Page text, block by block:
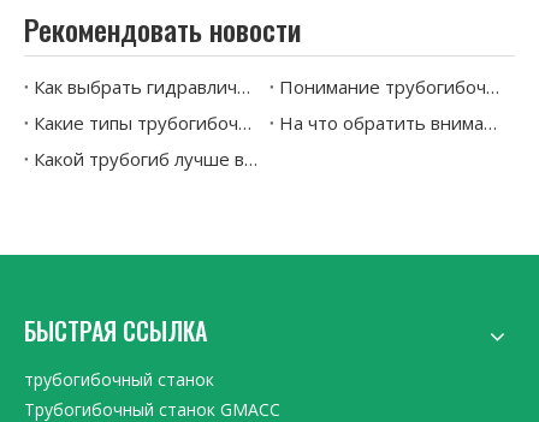
Рекомендовать новости
Как выбрать гидравлический трубогибочный станок?
Понимание трубогибочных машин: объяснение типов и применений
Какие типы трубогибочных машин доступны сегодня?
На что обратить внимание при покупке трубогибочного станка
Какой трубогиб лучше всего подходит для точных изгибов нержавеющих и медных труб
БЫСТРАЯ ССЫЛКА
трубогибочный станок
Трубогибочный станок GMACC